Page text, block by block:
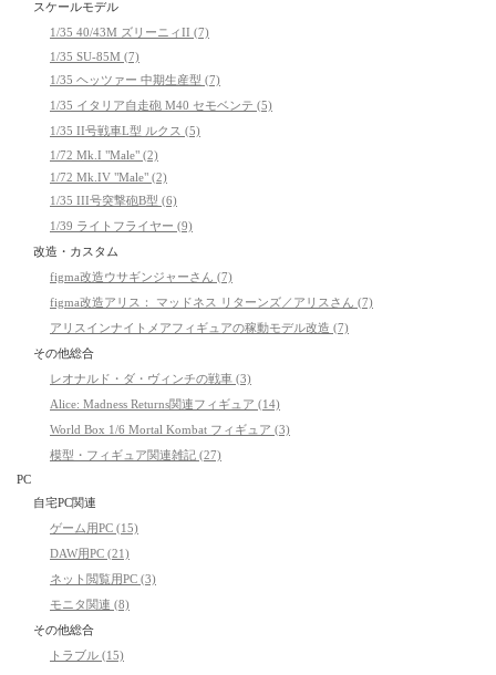
スケールモデル
1/35 40/43M ズリーニィII (7)
1/35 SU-85M (7)
1/35 ヘッツァー 中期生産型 (7)
1/35 イタリア自走砲 M40 セモベンテ (5)
1/35 II号戦車L型 ルクス (5)
1/72 Mk.I "Male" (2)
1/72 Mk.IV "Male" (2)
1/35 III号突撃砲B型 (6)
1/39 ライトフライヤー (9)
改造・カスタム
figma改造ウサギンジャーさん (7)
figma改造アリス： マッドネス リターンズ／アリスさん (7)
アリスインナイトメアフィギュアの稼動モデル改造 (7)
その他総合
レオナルド・ダ・ヴィンチの戦車 (3)
Alice: Madness Returns関連フィギュア (14)
World Box 1/6 Mortal Kombat フィギュア (3)
模型・フィギュア関連雑記 (27)
PC
自宅PC関連
ゲーム用PC (15)
DAW用PC (21)
ネット閲覧用PC (3)
モニタ関連 (8)
その他総合
トラブル (15)